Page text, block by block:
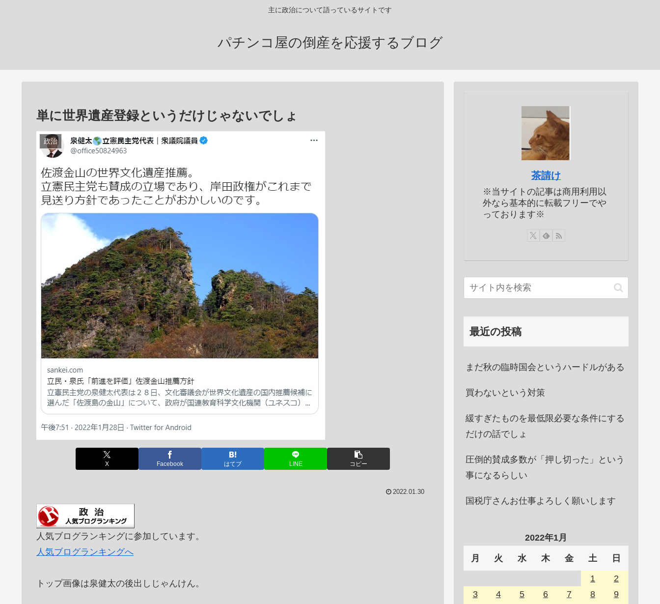
主に政治について語っているサイトです
パチンコ屋の倒産を応援するブログ
単に世界遺産登録というだけじゃないでしょ
政治
X Facebook はてブ LINE コピー
2022.01.30
人気ブログランキングに参加しています。
人気ブログランキングへ
トップ画像は泉健太の後出しじゃんけん。
茶請け
※当サイトの記事は商用利用以
外なら基本的に転載フリーでや
っております※
最近の投稿
まだ秋の臨時国会というハードルがある
買わないという対策
緩すぎたものを最低限必要な条件にする
だけの話でしょ
圧倒的賛成多数が「押し切った」という
事になるらしい
国税庁さんお仕事よろしく願いします
2022年1月
月 火 水 木 金 土 日
1
2
3
4 5 6 7 8
9